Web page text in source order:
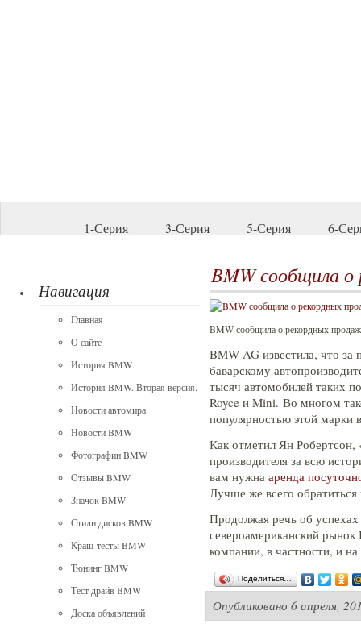
1-Серия 3-Серия 5-Серия 6-
Навигация
Главная
О сайте
История BMW
История BMW. Вторая версия.
Новости автомира
Новости BMW
Фотографии BMW
Отзывы BMW
Значок BMW
Стили дисков BMW
Краш-тесты BMW
Тюнинг BMW
Тест драйв BMW
Доска объявлений
BMW сообщила
BMW сообщила о рекордных
BMW AG известила, что за
баварскому
тысяч автомобилей таких
Royce и Mini. Во многом
популярностью этой
Как отметил Ян Робертсон,
производителя за всю
вам нужна аренда
Лучше же всего
Продолжая речь об
североамериканский
компании, в частности, и
Поделиться…
Опубликовано 6 апреля,